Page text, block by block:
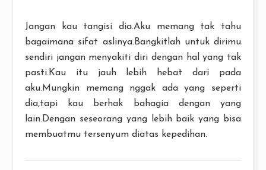
Jangan kau tangisi dia.Aku memang tak tahu
bagaimana sifat aslinya.Bangkitlah untuk dirimu
sendiri jangan menyakiti diri dengan hal yang tak
pasti.Kau itu jauh lebih hebat dari pada
aku.Mungkin memang nggak ada yang seperti
dia,tapi kau berhak bahagia dengan yang
lain.Dengan seseorang yang lebih baik yang bisa
membuatmu tersenyum diatas kepedihan.